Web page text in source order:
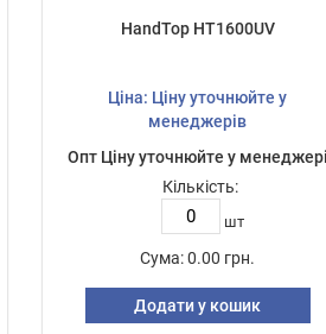
HandTop HT1600UV
Ціна: Ціну уточнюйте у
менеджерів
Опт Ціну уточнюйте у
Кількість:
шт
Сума: 0.00 грн.
Додати у кошик